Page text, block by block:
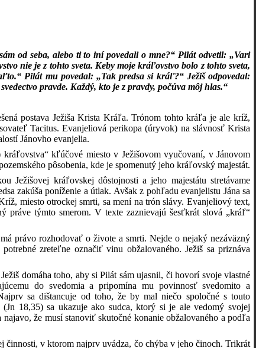
od seba, alebo ti to iní povedali o mne?“ Pilát odvetil: „Vari
nie je z tohto sveta. Keby moje kráľovstvo bolo z tohto sveta,
Pilát mu povedal: „Tak predsa si kráľ?“ Ježiš odpovedal:
pravde. Každý, kto je z pravdy, počúva môj hlas.“
postava Ježiša Krista Kráľa. Trónom tohto kráľa je ale kríž,
Tacitus. Evanjeliová perikopa (úryvok) na slávnosť Krista
Jánovho evanjelia.
kľúčové miesto v Ježišovom vyučovaní, v Jánovom
pôsobenia, kde je spomenutý jeho kráľovský majestát.
Ježišovej kráľovskej dôstojnosti a jeho majestátu stretávame
zakúša poníženie a útlak. Avšak z pohľadu evanjelistu Jána sa
miesto otrockej smrti, sa mení na trón slávy. Evanjeliový text,
práve týmto smerom. V texte zaznievajú šesťkrát slová „kráľ“
právo rozhodovať o živote a smrti. Nejde o nejaký nezáväzný
zreteľne označiť vinu obžalovaného. Ježiš sa priznáva
domáha toho, aby si Pilát sám ujasnil, či hovorí svoje vlastné
do svedomia a pripomína mu povinnosť svedomito a
sa dištancuje od toho, že by mal niečo spoločné s touto
18,35) sa ukazuje ako sudca, ktorý si je ale vedomý svojej
že musí stanoviť skutočné konanie obžalovaného a podľa
činnosti, v ktorom najprv uvádza, čo chýba v jeho činoch. Trikrát